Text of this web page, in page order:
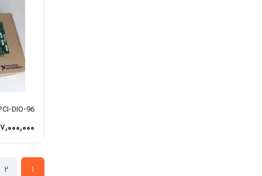
DIO-96
1
2